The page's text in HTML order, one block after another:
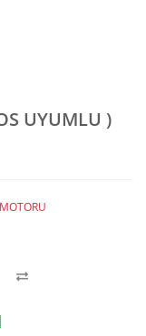
UYUMLU )